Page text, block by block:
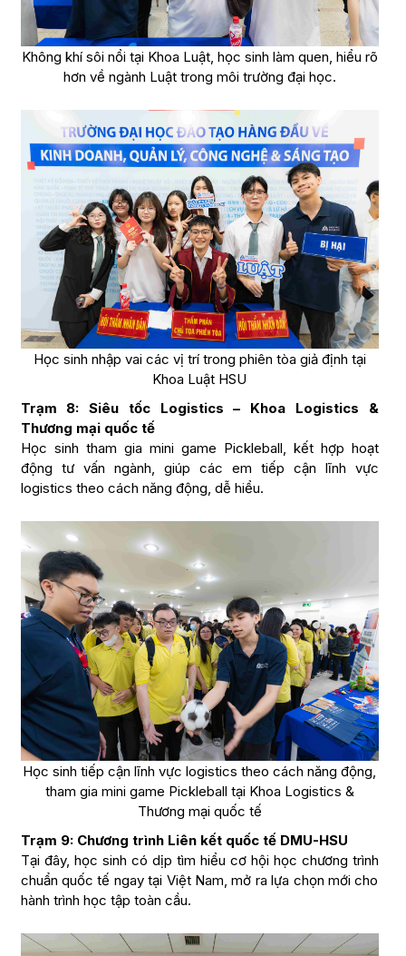
Không khí sôi nổi tại Khoa Luật, học sinh làm quen, hiểu rõ
hơn về ngành Luật trong môi trường đại học.
Học sinh nhập vai các vị trí trong phiên tòa giả định tại
Khoa Luật HSU
Trạm 8: Siêu tốc Logistics – Khoa Logistics &
Thương mại quốc tế
Học sinh tham gia mini game Pickleball, kết hợp hoạt
động tư vấn ngành, giúp các em tiếp cận lĩnh vực
logistics theo cách năng động, dễ hiểu.
Học sinh tiếp cận lĩnh vực logistics theo cách năng động,
tham gia mini game Pickleball tại Khoa Logistics &
Thương mại quốc tế
Trạm 9: Chương trình Liên kết quốc tế DMU-HSU
Tại đây, học sinh có dịp tìm hiểu cơ hội học chương trình
chuẩn quốc tế ngay tại Việt Nam, mở ra lựa chọn mới cho
hành trình học tập toàn cầu.